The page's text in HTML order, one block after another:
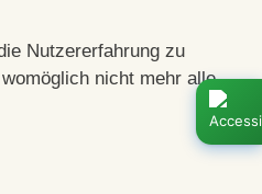
Nutzererfahrung zu
nicht mehr alle